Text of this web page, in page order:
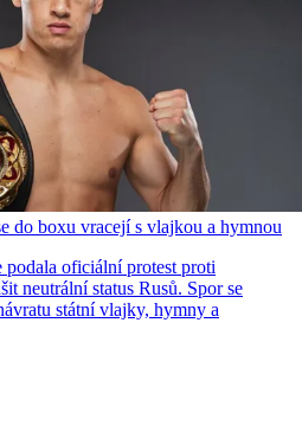
do boxu vracejí s vlajkou a hymnou
podala oficiální protest proti
neutrální status Rusů. Spor se
státní vlajky, hymny a